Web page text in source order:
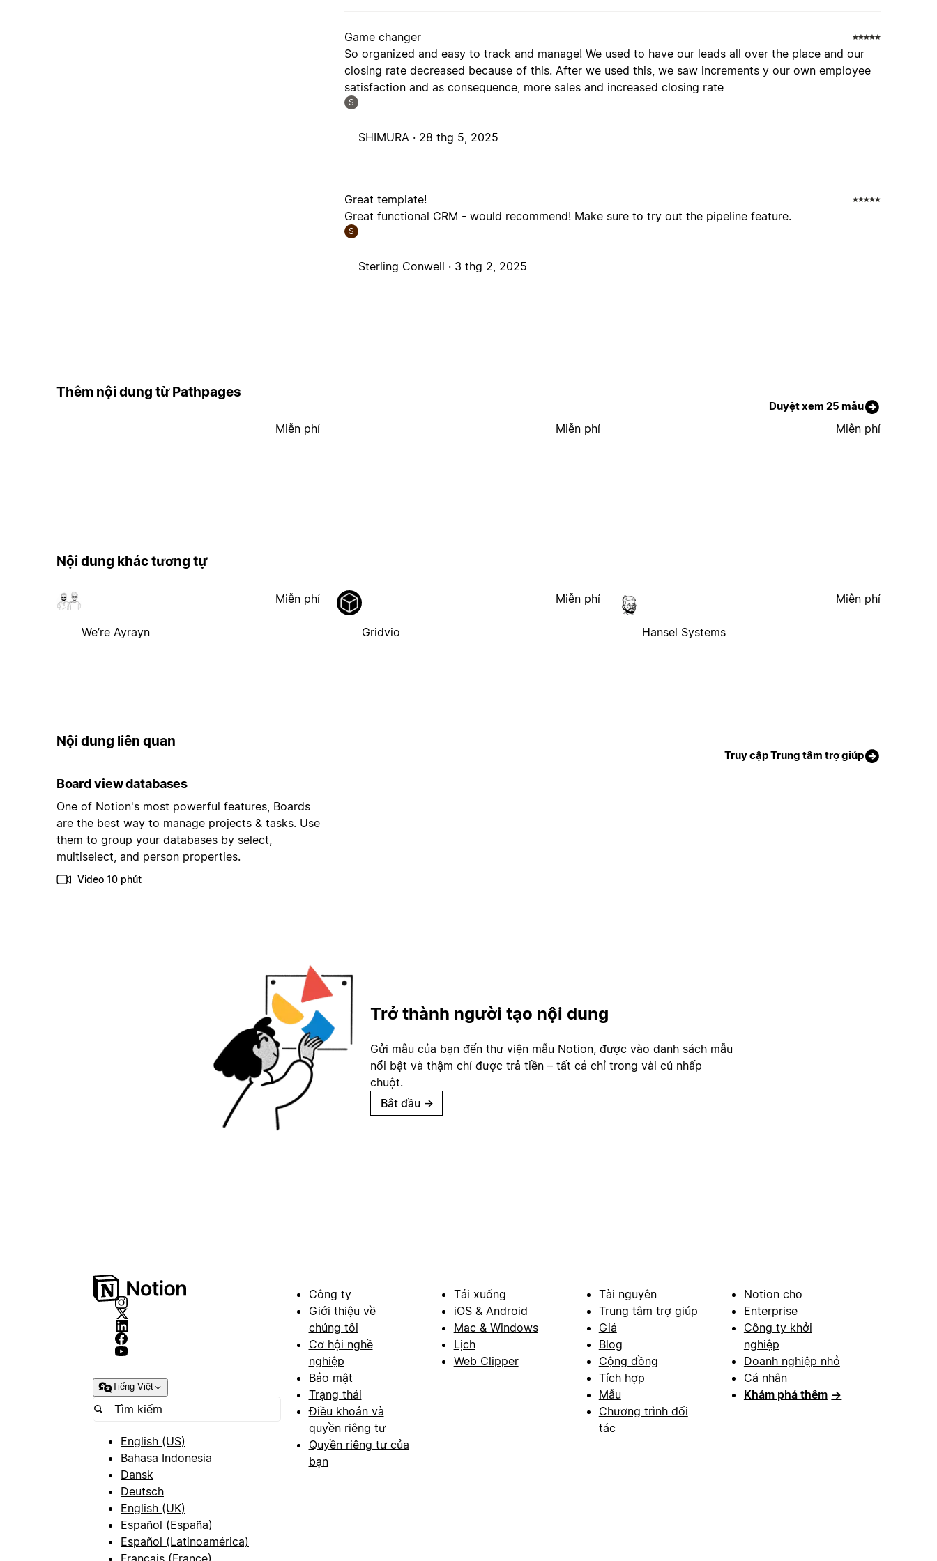
Game changer
So organized and easy to track and manage! We used to have our leads all over the place and our
closing rate decreased because of this. After we used this, we saw increments y our own employee
satisfaction and as consequence, more sales and increased closing rate
S
SHIMURA · 28 thg 5, 2025
Great template!
Great functional CRM - would recommend! Make sure to try out the pipeline feature.
S
Sterling Conwell · 3 thg 2, 2025
Thêm nội dung từ Pathpages
Duyệt xem 25 mẫu
Miễn phí Miễn phí Miễn phí
Nội dung khác tương tự
We’re Ayrayn
Miễn phí
Gridvio
Miễn phí
Hansel Systems
Miễn phí
Nội dung liên quan
Truy cập Trung tâm trợ giúp
Board view databases
One of Notion's most powerful features, Boards
are the best way to manage projects & tasks. Use
them to group your databases by select,
multiselect, and person properties.
Video 10 phút
Trở thành người tạo nội dung
Gửi mẫu của bạn đến thư viện mẫu Notion, được vào danh sách mẫu
nổi bật và thậm chí được trả tiền – tất cả chỉ trong vài cú nhấp
chuột.
Bắt đầu →
Tiếng Việt
English (US)
Bahasa Indonesia
Dansk
Deutsch
English (UK)
Español (España)
Español (Latinoamérica)
Français (France)
Công ty
Giới thiệu về
chúng tôi
Cơ hội nghề
nghiệp
Bảo mật
Trạng thái
Điều khoản và
quyền riêng tư
Quyền riêng tư của
bạn
Tải xuống
iOS & Android
Mac & Windows
Lịch
Web Clipper
Tài nguyên
Trung tâm trợ giúp
Giá
Blog
Cộng đồng
Tích hợp
Mẫu
Chương trình đối
tác
Notion cho
Enterprise
Công ty khởi
nghiệp
Doanh nghiệp nhỏ
Cá nhân
Khám phá thêm →